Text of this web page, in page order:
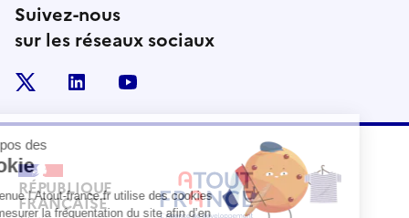
Suivez-nous
sur les réseaux sociaux
linkedin
RÉPUBLIQUE
FRANÇAISE